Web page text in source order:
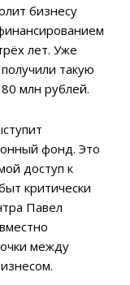
бизнесу
лет. Уже
такую
млн рублей.
фонд. Это
доступ к
критически
Павел
между